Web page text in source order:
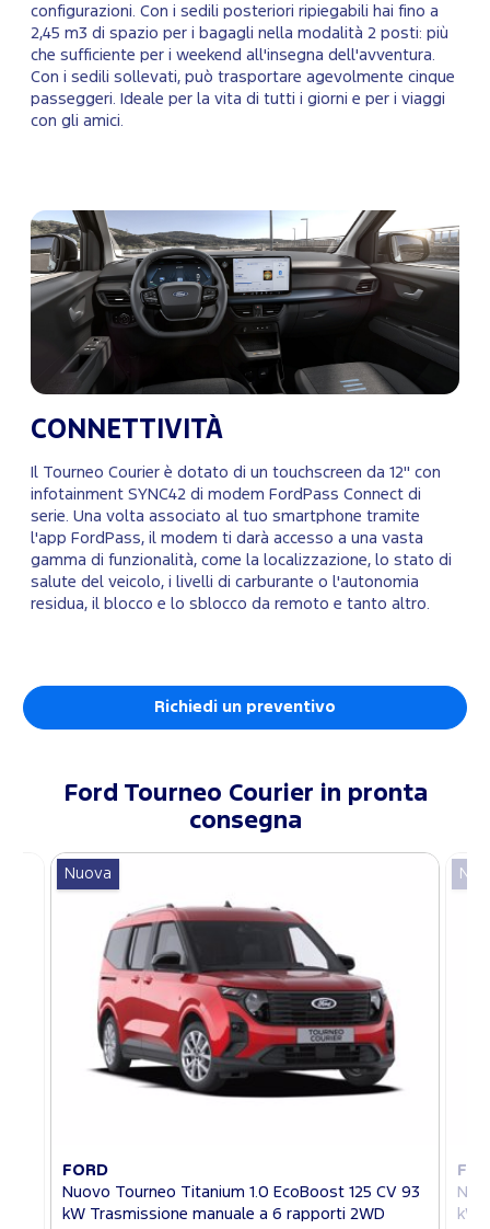
configurazioni. Con i sedili posteriori ripiegabili hai fino a
2,45 m3 di spazio per i bagagli nella modalità 2 posti: più
che sufficiente per i weekend all'insegna dell'avventura.
Con i sedili sollevati, può trasportare agevolmente cinque
passeggeri. Ideale per la vita di tutti i giorni e per i viaggi
con gli amici.
CONNETTIVITÀ
Il Tourneo Courier è dotato di un touchscreen da 12" con
infotainment SYNC42 di modem FordPass Connect di
serie. Una volta associato al tuo smartphone tramite
l'app FordPass, il modem ti darà accesso a una vasta
gamma di funzionalità, come la localizzazione, lo stato di
salute del veicolo, i livelli di carburante o l'autonomia
residua, il blocco e lo sblocco da remoto e tanto altro.
Richiedi un preventivo
Ford Tourneo Courier in pronta
consegna
Nuova
FORD
Nuovo Tourneo Titanium 1.0 EcoBoost 125 CV 93
kW Trasmissione manuale a 6 rapporti 2WD
kW